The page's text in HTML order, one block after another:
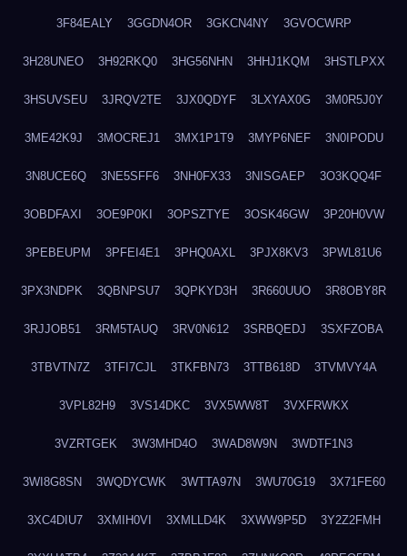
3F84EALY 3GGDN4OR 3GKCN4NY 3GVOCWRP
3H28UNEO 3H92RKQ0 3HG56NHN 3HHJ1KQM 3HSTLPXX
3HSUVSEU 3JRQV2TE 3JX0QDYF 3LXYAX0G 3M0R5J0Y
3ME42K9J 3MOCREJ1 3MX1P1T9 3MYP6NEF 3N0IPODU
3N8UCE6Q 3NE5SFF6 3NH0FX33 3NISGAEP 3O3KQQ4F
3OBDFAXI 3OE9P0KI 3OPSZTYE 3OSK46GW 3P20H0VW
3PEBEUPM 3PFEI4E1 3PHQ0AXL 3PJX8KV3 3PWL81U6
3PX3NDPK 3QBNPSU7 3QPKYD3H 3R660UUO 3R8OBY8R
3RJJOB51 3RM5TAUQ 3RV0N612 3SRBQEDJ 3SXFZOBA
3TBVTN7Z 3TFI7CJL 3TKFBN73 3TTB618D 3TVMVY4A
3VPL82H9 3VS14DKC 3VX5WW8T 3VXFRWKX
3VZRTGEK 3W3MHD4O 3WAD8W9N 3WDTF1N3
3WI8G8SN 3WQDYCWK 3WTTA97N 3WU70G19 3X71FE60
3XC4DIU7 3XMIH0VI 3XMLLD4K 3XWW9P5D 3Y2Z2FMH